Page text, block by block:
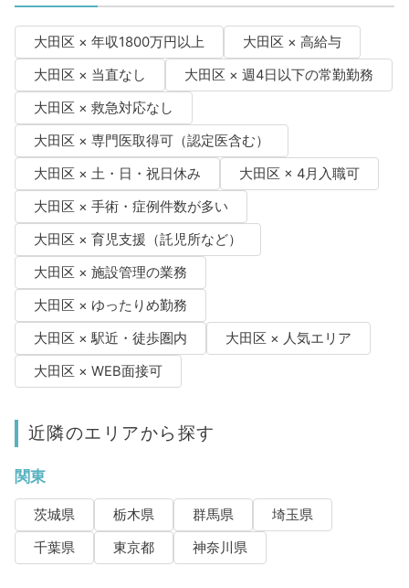
大田区 × 年収1800万円以上
大田区 × 高給与
大田区 × 当直なし
大田区 × 週4日以下の常勤勤務
大田区 × 救急対応なし
大田区 × 専門医取得可（認定医含む）
大田区 × 土・日・祝日休み
大田区 × 4月入職可
大田区 × 手術・症例件数が多い
大田区 × 育児支援（託児所など）
大田区 × 施設管理の業務
大田区 × ゆったりめ勤務
大田区 × 駅近・徒歩圏内
大田区 × 人気エリア
大田区 × WEB面接可
近隣のエリアから探す
関東
茨城県 栃木県 群馬県
埼玉県
千葉県
東京都 神奈川県